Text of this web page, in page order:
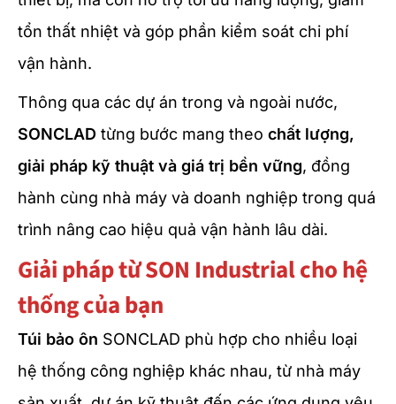
tổn thất nhiệt và góp phần kiểm soát chi phí
vận hành.
Thông qua các dự án trong và ngoài nước,
SONCLAD từng bước mang theo chất lượng,
giải pháp kỹ thuật và giá trị bền vững, đồng
hành cùng nhà máy và doanh nghiệp trong quá
trình nâng cao hiệu quả vận hành lâu dài.
Giải pháp từ SON Industrial cho hệ
thống của bạn
Túi bảo ôn SONCLAD phù hợp cho nhiều loại
hệ thống công nghiệp khác nhau, từ nhà máy